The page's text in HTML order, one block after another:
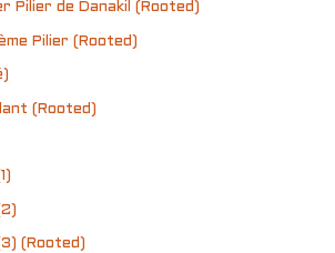
Pilier de Danakil (Rooted)
Pilier (Rooted)
(Rooted)
(Rooted)